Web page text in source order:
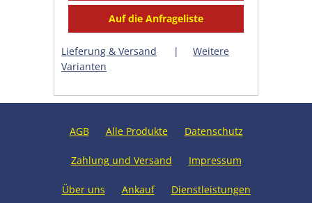
Lieferung & Versand |
Weitere
Varianten
AGB Alle Produkte Datenschutz
Zahlung und Versand Impressum
Über uns Ankauf Dienstleistungen